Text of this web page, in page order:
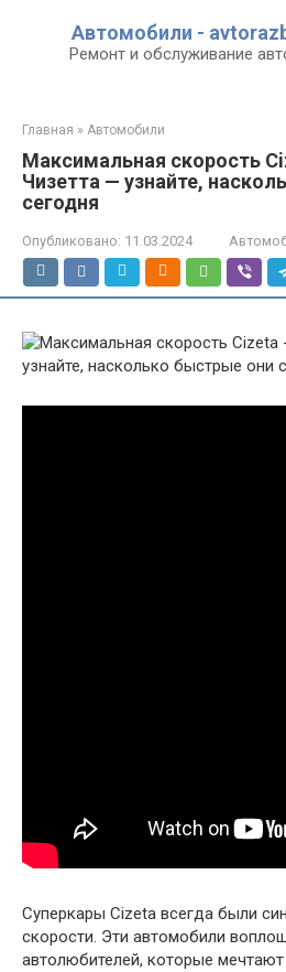
Автомобили -
Ремонт и обслуживание
Главная » Автомобили
Максимальная скорость
Чизетта — узнайте,
сегодня
Опубликовано: 11.03.2024
Суперкары Cizeta всегда были
скорости. Эти автомобили
автолюбителей, которые